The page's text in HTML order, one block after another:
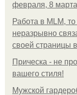
февраля, 8
Работа в MLM,
неразрывно
своей страницы
Прическа - не
вашего стиля!
Мужской